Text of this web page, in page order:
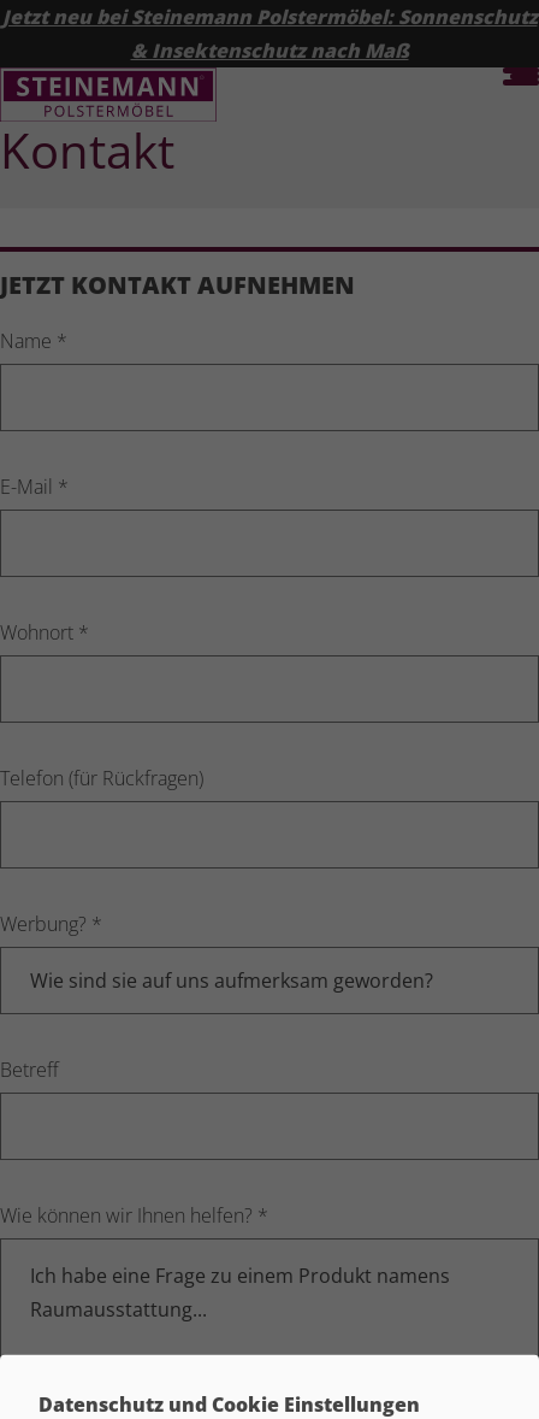
Jetzt neu bei Steinemann Polstermöbel: Sonnenschutz
& Insektenschutz nach Maß
Kontakt
JETZT KONTAKT AUFNEHMEN
Name *
E-Mail *
Wohnort *
Telefon (für Rückfragen)
Werbung? *
Betreff
Wie können wir Ihnen helfen? *
Datenschutz und Cookie Einstellungen